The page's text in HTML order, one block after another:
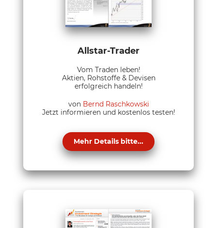
Allstar-Trader
Vom Traden leben!
Aktien, Rohstoffe & Devisen
erfolgreich handeln!
von Bernd Raschkowski
Jetzt informieren und kostenlos testen!
Mehr Details bitte...